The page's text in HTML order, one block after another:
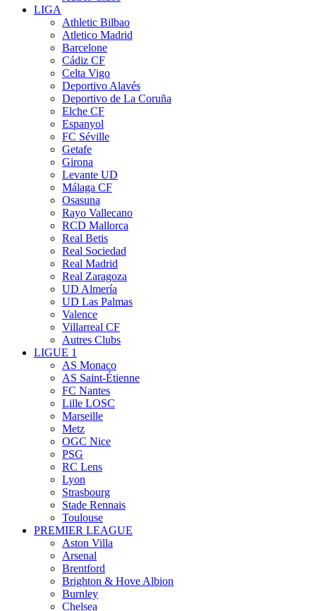
LIGA
Athletic Bilbao
Atletico Madrid
Barcelone
Cádiz CF
Celta Vigo
Deportivo Alavés
Deportivo de La Coruña
Elche CF
Espanyol
FC Séville
Getafe
Girona
Levante UD
Málaga CF
Osasuna
Rayo Vallecano
RCD Mallorca
Real Betis
Real Sociedad
Real Madrid
Real Zaragoza
UD Almería
UD Las Palmas
Valence
Villarreal CF
Autres Clubs
LIGUE 1
AS Monaco
AS Saint-Étienne
FC Nantes
Lille LOSC
Marseille
Metz
OGC Nice
PSG
RC Lens
Lyon
Strasbourg
Stade Rennais
Toulouse
PREMIER LEAGUE
Aston Villa
Arsenal
Brentford
Brighton & Hove Albion
Burnley
Chelsea